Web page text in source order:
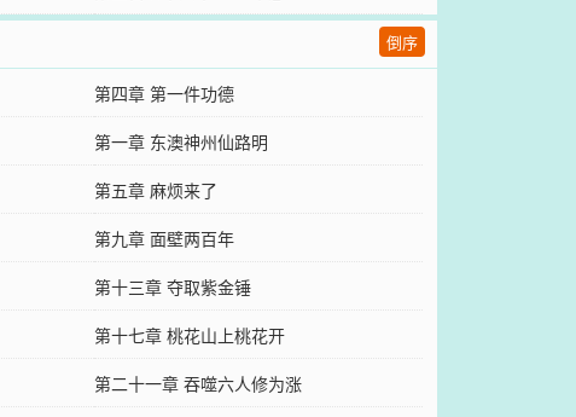
倒序
第四章 第一件功德
第一章 东澳神州仙路明
第五章 麻烦来了
第九章 面壁两百年
第十三章 夺取紫金锤
第十七章 桃花山上桃花开
第二十一章 吞噬六人修为涨